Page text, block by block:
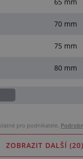
70 mm
75 mm
80 mm
pro podnikatele.
ZOBRAZIT DALŠÍ (20)